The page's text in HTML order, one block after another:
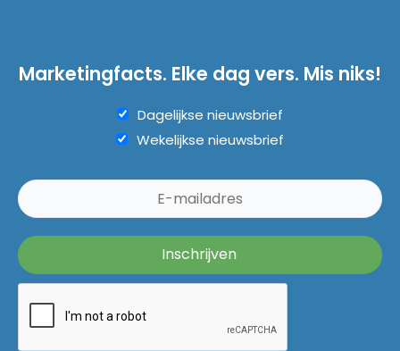
Marketingfacts. Elke dag vers. Mis niks!
Dagelijkse nieuwsbrief
Wekelijkse nieuwsbrief